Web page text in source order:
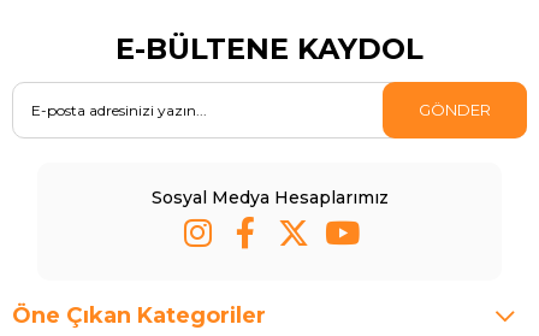
E-BÜLTENE KAYDOL
GÖNDER
Sosyal Medya Hesaplarımız
Öne Çıkan Kategoriler